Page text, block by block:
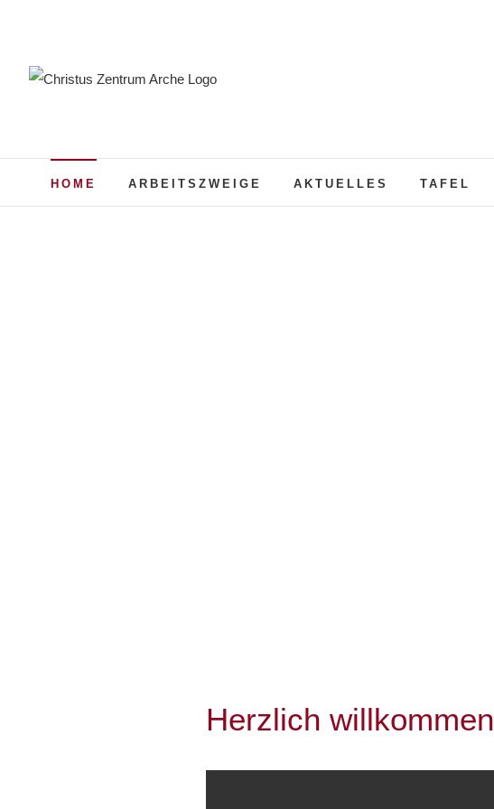
springen
HOME ARBEITSZWEIGE AKTUELLES TAFEL
Herzlich willkommen